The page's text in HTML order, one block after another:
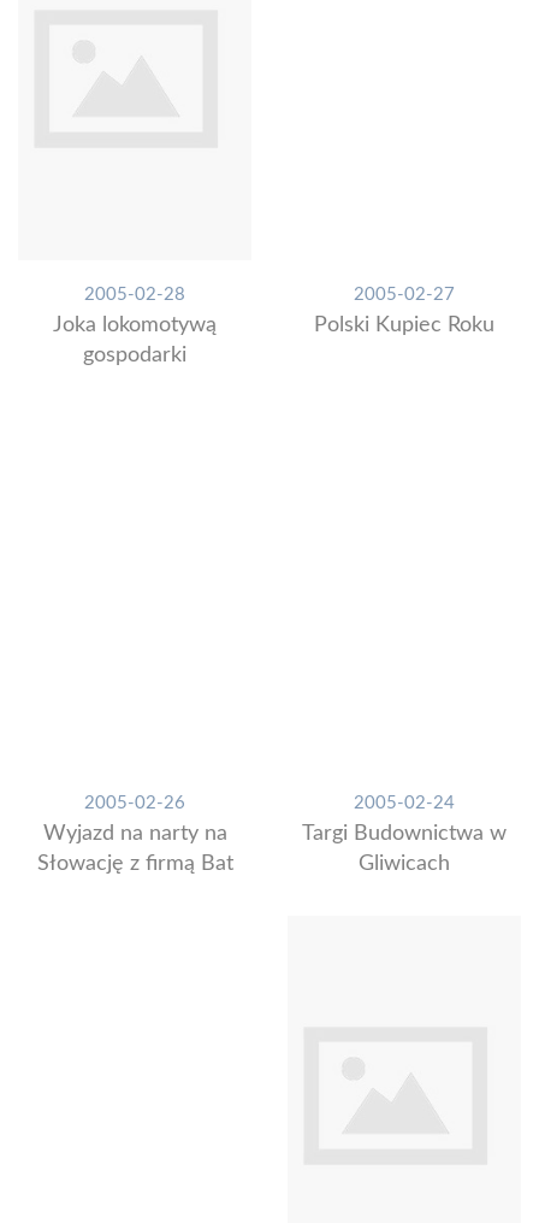
2005-02-28
Joka lokomotywą
gospodarki
2005-02-27
Polski Kupiec Roku
2005-02-26
Wyjazd na narty na
Słowację z firmą Bat
2005-02-24
Targi Budownictwa w
Gliwicach